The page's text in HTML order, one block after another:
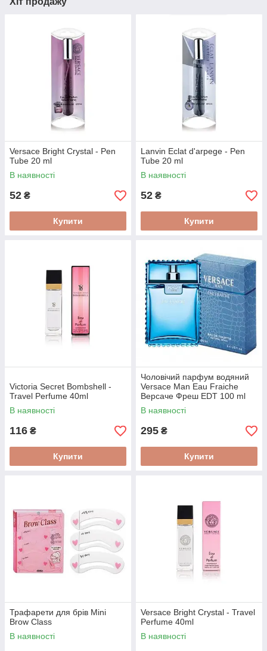
Versace Bright Crystal - Pen
Tube 20 ml
В наявності
52 ₴
Купити
Lanvin Eclat d'arpege - Pen
Tube 20 ml
В наявності
52 ₴
Купити
Victoria Secret Bombshell -
Travel Perfume 40ml
В наявності
116 ₴
Купити
Чоловічий парфум водяний
Versace Man Eau Fraiche
Версаче Фреш EDT 100 ml
В наявності
295 ₴
Купити
Трафарети для брів Mini
Brow Class
В наявності
Versace Bright Crystal - Travel
Perfume 40ml
В наявності